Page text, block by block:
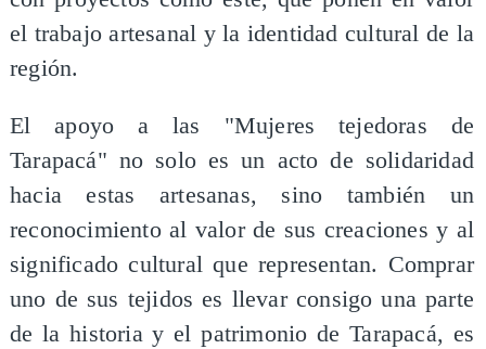
el trabajo artesanal y la identidad cultural de la
región.
El apoyo a las "Mujeres tejedoras de
Tarapacá" no solo es un acto de solidaridad
hacia estas artesanas, sino también un
reconocimiento al valor de sus creaciones y al
significado cultural que representan. Comprar
uno de sus tejidos es llevar consigo una parte
de la historia y el patrimonio de Tarapacá, es